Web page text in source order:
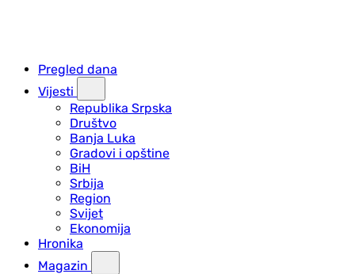
Pregled dana
Vijesti
Republika Srpska
Društvo
Banja Luka
Gradovi i opštine
BiH
Srbija
Region
Svijet
Ekonomija
Hronika
Magazin